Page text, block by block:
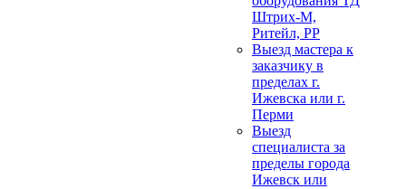
Штрих-М,
Ритейл, РР
Выезд мастера к
заказчику в
пределах г.
Ижевска или г.
Перми
Выезд
специалиста за
пределы города
Ижевск или